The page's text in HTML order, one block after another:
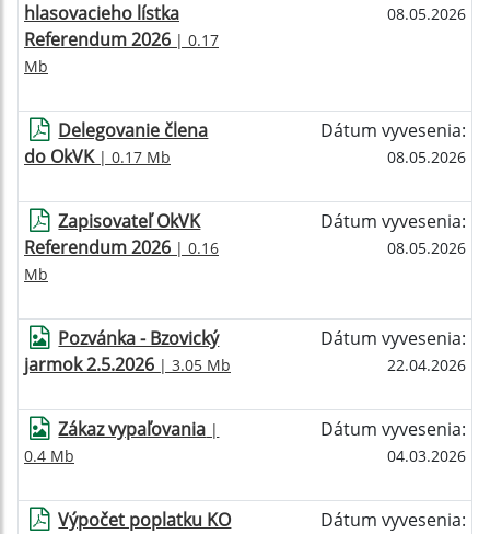
hlasovacieho lístka
Referendum 2026 | 0.17
Mb
08.05.2026
Delegovanie člena
do OkVK| 0.17 Mb
Dátum vyvesenia:
08.05.2026
Zapisovateľ OkVK
Referendum 2026 | 0.16
Mb
Dátum vyvesenia:
08.05.2026
Pozvánka - Bzovický
jarmok 2.5.2026 | 3.05 Mb
Dátum vyvesenia:
22.04.2026
Zákaz vypaľovania |
0.4 Mb
Dátum vyvesenia:
04.03.2026
Výpočet poplatku KO Dátum vyvesenia: